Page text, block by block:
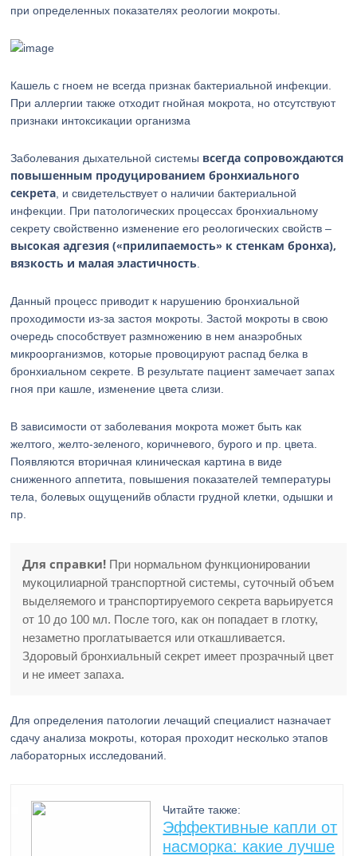
при определенных показателях реологии мокроты.
Кашель с гноем не всегда признак бактериальной инфекции.
При аллергии также отходит гнойная мокрота, но отсутствуют
признаки интоксикации организма
Заболевания дыхательной системы всегда сопровождаются
повышенным продуцированием бронхиального
секрета , и свидетельствует о наличии бактериальной
инфекции. При патологических процессах бронхиальному
секрету свойственно изменение его реологических свойств –
высокая адгезия («прилипаемость» к стенкам бронха),
вязкость и малая эластичность
Данный процесс приводит к нарушению бронхиальной
проходимости из-за застоя мокроты. Застой мокроты в свою
очередь способствует размножению в нем анаэробных
микроорганизмов, которые провоцируют распад белка в
бронхиальном секрете. В результате пациент замечает запах
гноя при кашле, изменение цвета слизи.
В зависимости от заболевания мокрота может быть как
желтого, желто-зеленого, коричневого, бурого и пр. цвета.
Появляются вторичная клиническая картина в виде
сниженного аппетита, повышения показателей температуры
тела, болевых ощущенийв области грудной клетки, одышки и
пр.
Для справки! При нормальном функционировании
мукоцилиарной транспортной системы, суточный объем
выделяемого и транспортируемого секрета варьируется
от 10 до 100 мл. После того, как он попадает в глотку,
незаметно проглатывается или откашливается.
Здоровый бронхиальный секрет имеет прозрачный цвет
и не имеет запаха.
Для определения патологии лечащий специалист назначает
сдачу анализа мокроты, которая проходит несколько этапов
лабораторных исследований.
Читайте также:
Эффективные капли от
наcморка: какие лучше